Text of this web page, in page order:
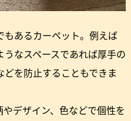
あるカーペット。例えば
なスペースであれば厚手の
を防止することもできま
デザイン、色などで個性を